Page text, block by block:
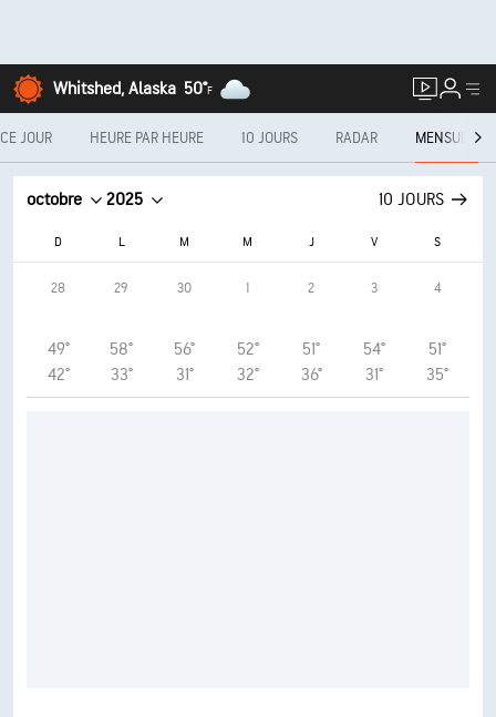
Whitshed, Alaska 50°F
CE JOUR HEURE PAR HEURE 10 JOURS RADAR MENSUEL
octobre 2025 10 JOURS
D L M M J V S
28
49°
42°
29
58°
33°
30
56°
31°
1
52°
32°
2
51°
36°
3
54°
31°
4
51°
35°